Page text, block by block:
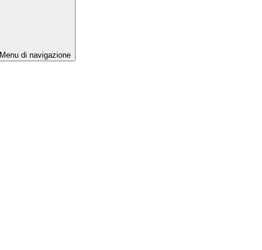
Menu di navigazione